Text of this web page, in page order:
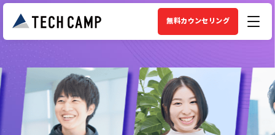
無料カウンセリング